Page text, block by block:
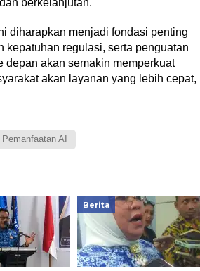
diharapkan menjadi fondasi penting
kepatuhan regulasi, serta penguatan
akan semakin memperkuat
akan layanan yang lebih cepat,
AI
Berita